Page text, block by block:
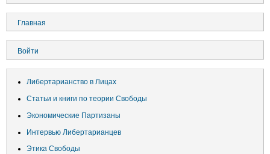
Основная
навигация
Главная
Меню
учётной
пользователя
Войти
Либертарианство в Лицах
Статьи и книги по теории Свободы
Экономические Партизаны
Интервью Либертарианцев
Этика Свободы